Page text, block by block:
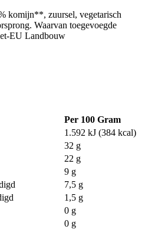
komijn**, zuursel, vegetarisch
Waarvan toegevoegde
EU Landbouw
Per 100 Gram
1.592 kJ (384 kcal)
32 g
22 g
9 g
7,5 g
1,5 g
0 g
0 g